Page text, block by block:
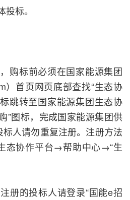
标。
购标前必须在国家能源集团
）首页网页底部查找“生态协
跳转至国家能源集团生态协
”图标，完成国家能源集团供
人请勿重复注册。注册方法
态协作平台→帮助中心→“生
册的投标人请登录“国能e招